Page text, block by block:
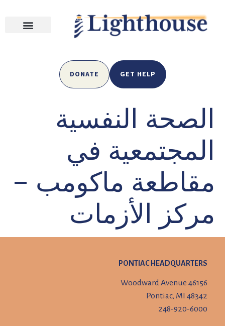
GET HELP
DONATE
الصحة النفسية
المجتمعية في
مقاطعة ماكومب –
مركز الأزمات
PONTIAC HEADQUARTERS
46156 Woodward Avenue
Pontiac, MI 48342
248-920-6000